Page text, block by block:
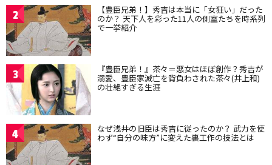
2 【豊臣兄弟！】秀吉は本当に「女狂い」だった
のか？ 天下人を彩った11人の側室たちを時系列
で一挙紹介
3 『豊臣兄弟！』茶々＝悪女はほぼ創作？秀吉が
溺愛、豊臣家滅亡を背負わされた茶々(井上和)
の壮絶すぎる生涯
4 なぜ浅井の旧臣は秀吉に従ったのか？ 武力を使
わず“自分の味方”に変えた裏工作の技法とは